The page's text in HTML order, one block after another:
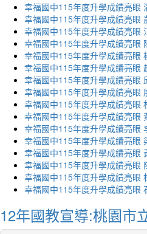
幸福國中115年度升學成績亮眼
幸福國中115年度升學成績亮眼
幸福國中115年度升學成績亮眼
幸福國中115年度升學成績亮眼
幸福國中115年度升學成績亮眼
幸福國中115年度升學成績亮眼
幸福國中115年度升學成績亮眼
幸福國中115年度升學成績亮眼
幸福國中115年度升學成績亮眼
幸福國中115年度升學成績亮眼
幸福國中115年度升學成績亮眼
幸福國中115年度升學成績亮眼
幸福國中115年度升學成績亮眼
幸福國中115年度升學成績亮眼
幸福國中115年度升學成績亮眼
幸福國中115年度升學成績亮眼
12年國教宣導:桃園市